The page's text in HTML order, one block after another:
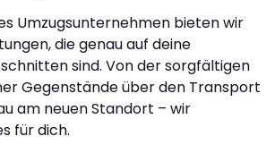
Umzugsunternehmen bieten wir
die genau auf deine
sind. Von der sorgfältigen
Gegenstände über den Transport
am neuen Standort – wir
für dich.